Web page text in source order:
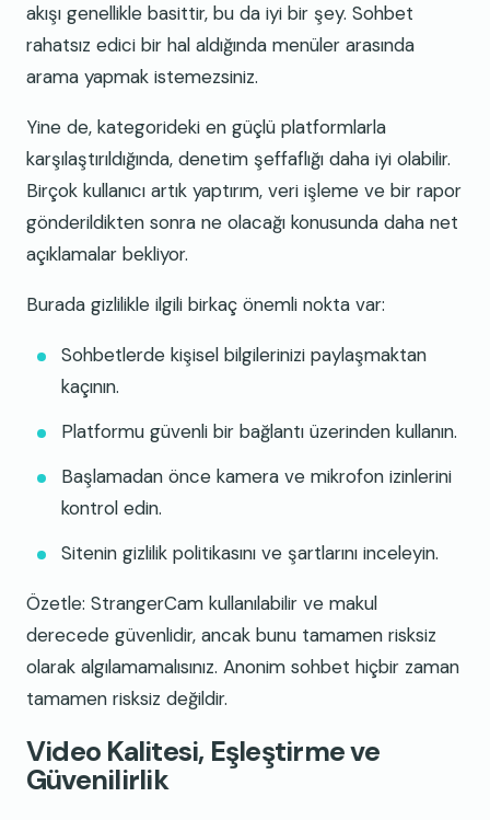
akışı genellikle basittir, bu da iyi bir şey. Sohbet
rahatsız edici bir hal aldığında menüler arasında
arama yapmak istemezsiniz.
Yine de, kategorideki en güçlü platformlarla
karşılaştırıldığında, denetim şeffaflığı daha iyi olabilir.
Birçok kullanıcı artık yaptırım, veri işleme ve bir rapor
gönderildikten sonra ne olacağı konusunda daha net
açıklamalar bekliyor.
Burada gizlilikle ilgili birkaç önemli nokta var:
Sohbetlerde kişisel bilgilerinizi paylaşmaktan
kaçının.
Platformu güvenli bir bağlantı üzerinden kullanın.
Başlamadan önce kamera ve mikrofon izinlerini
kontrol edin.
Sitenin gizlilik politikasını ve şartlarını inceleyin.
Özetle: StrangerCam kullanılabilir ve makul
derecede güvenlidir, ancak bunu tamamen risksiz
olarak algılamamalısınız. Anonim sohbet hiçbir zaman
tamamen risksiz değildir.
Video Kalitesi, Eşleştirme ve
Güvenilirlik